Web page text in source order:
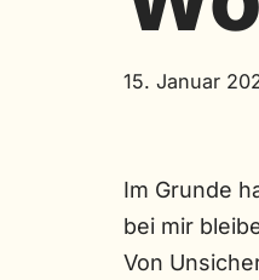
15. Januar
Im Grunde
bei mir
Von